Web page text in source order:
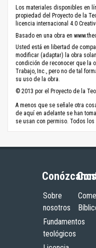
Los materiales disponibles en
propiedad del Proyecto de la
licencia internacional 4.0
Basado en una obra en
Usted está en libertad de
modificar (adaptar) la obra
condición de reconocer que la
Trabajo, Inc., pero no de tal
su uso de la obra.
© 2013 por el Proyecto de la
A menos que se señale otra
de aquí en adelante se han
se usan con permiso. Todos
Conózcanos
Sobre
nosotros
Fundamentos
teológicos